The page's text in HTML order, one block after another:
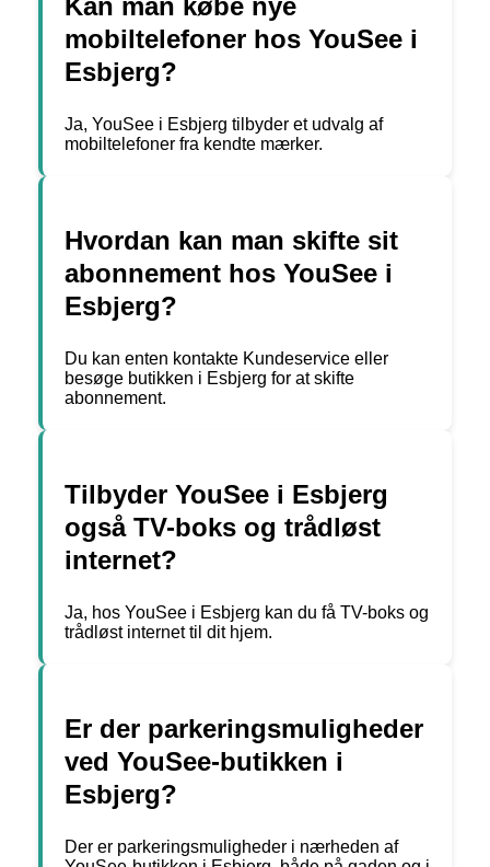
Kan man købe nye
mobiltelefoner hos YouSee i
Esbjerg?
Ja, YouSee i Esbjerg tilbyder et udvalg af
mobiltelefoner fra kendte mærker.
Hvordan kan man skifte sit
abonnement hos YouSee i
Esbjerg?
Du kan enten kontakte Kundeservice eller
besøge butikken i Esbjerg for at skifte
abonnement.
Tilbyder YouSee i Esbjerg
også TV-boks og trådløst
internet?
Ja, hos YouSee i Esbjerg kan du få TV-boks og
trådløst internet til dit hjem.
Er der parkeringsmuligheder
ved YouSee-butikken i
Esbjerg?
Der er parkeringsmuligheder i nærheden af